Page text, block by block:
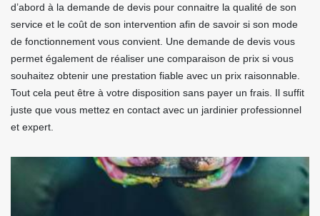
d’abord à la demande de devis pour connaitre la qualité de son
service et le coût de son intervention afin de savoir si son mode
de fonctionnement vous convient. Une demande de devis vous
permet également de réaliser une comparaison de prix si vous
souhaitez obtenir une prestation fiable avec un prix raisonnable.
Tout cela peut être à votre disposition sans payer un frais. Il suffit
juste que vous mettez en contact avec un jardinier professionnel
et expert.